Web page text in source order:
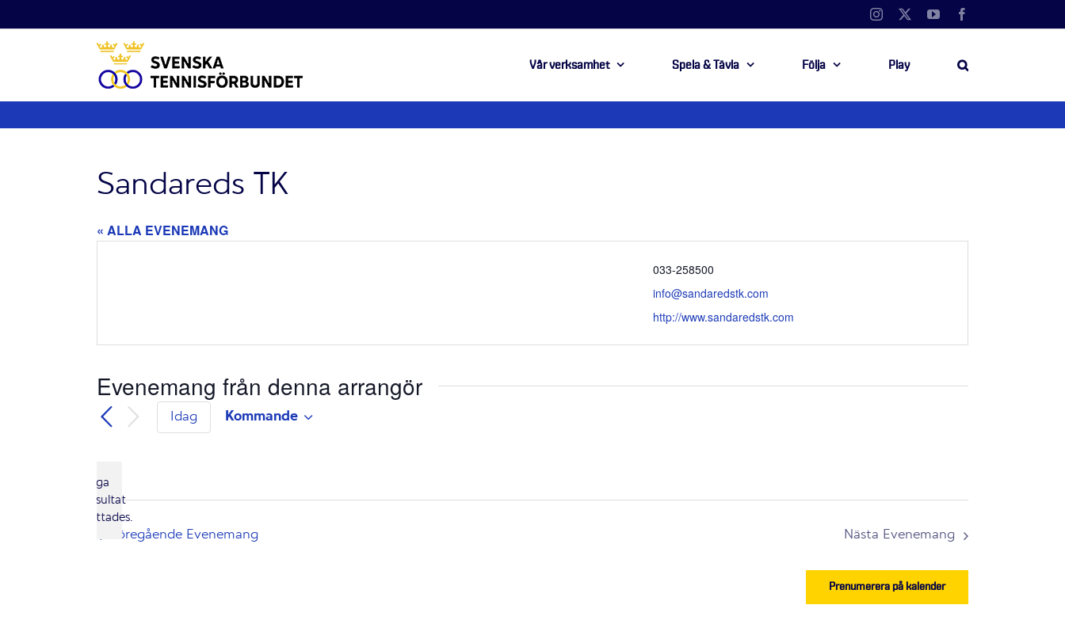
till
Instagram YouTube
Vår verksamhet Spela & Tävla Följa Play
Sandareds TK
« ALLA EVENEMANG
Telefonnummer
033-258500
Email
info@sandaredstk.com
Website
http://www.sandaredstk.com
Evenemang från denna arrangör
Notis
Inga
resultat
hittades.
Idag Kommande
Föregående Evenemang Nästa Evenemang
Prenumerera på kalender